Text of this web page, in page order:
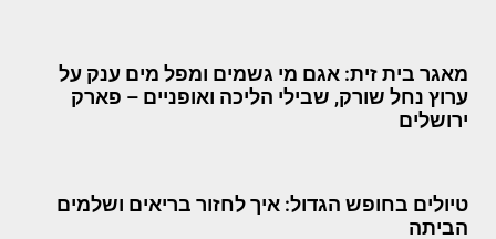
מאגר בית זית: אגם מי גשמים ומפל מים ענק על
ערוץ נחל שורק, שבילי הליכה ואופניים – פארק
ירושלים
טיולים בחופש הגדול: איך לחזור בריאים ושלמים
הביתה